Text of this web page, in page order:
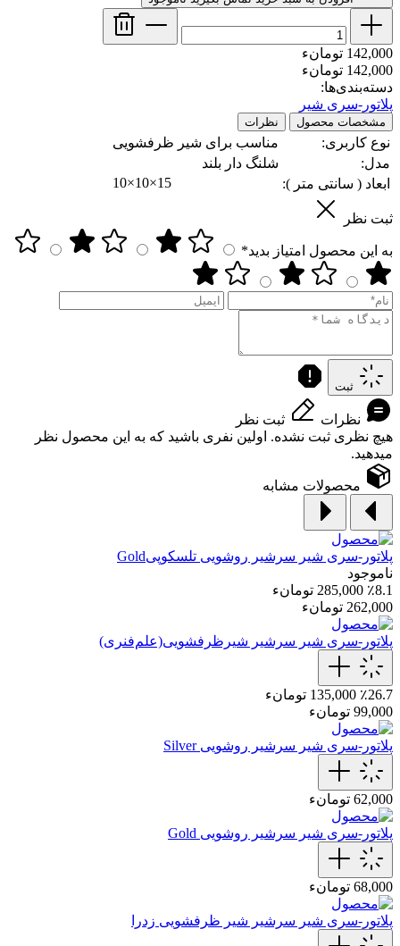
142,000 تومانء
142,000 تومانء
دسته‌بندی‌ها:
پلاتور-سری شیر
مشخصات محصول نظرات
نوع کاربری:
مناسب برای شیر ظرفشویی
مدل:
شلنگ دار بلند
ابعاد ( سانتی متر ):
10×10×15
ثبت نظر
به این محصول امتیاز بدید*
ثبت
نظرات
ثبت نظر
هیچ نظری ثبت نشده. اولین نفری باشید که به این محصول نظر
میدهید.
محصولات مشابه
پلاتور-سری شیر سرشیر روشویی تلسکوپیGold
ناموجود
٪8.1 285,000 تومانء
262,000 تومانء
پلاتور-سری شیر سرشیر شیرظرفشویی(علم‌فنری)
٪26.7 135,000 تومانء
99,000 تومانء
پلاتور-سری شیر سرشیر روشویی Silver
62,000 تومانء
پلاتور-سری شیر سرشیر‌ روشویی Gold
68,000 تومانء
پلاتور-سری شیر سرشیر شیر ظرفشویی زدرا